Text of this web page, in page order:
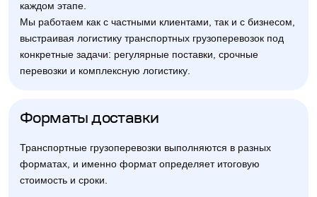
каждом этапе.
Мы работаем как с частными клиентами, так и с бизнесом,
выстраивая логистику транспортных грузоперевозок под
конкретные задачи: регулярные поставки, срочные
перевозки и комплексную логистику.
Форматы доставки
Транспортные грузоперевозки выполняются в разных
форматах, и именно формат определяет итоговую
стоимость и сроки.